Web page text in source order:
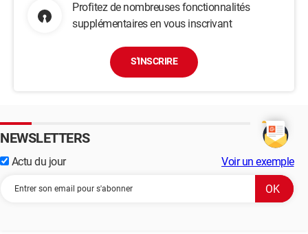
Profitez de nombreuses fonctionnalités
supplémentaires en vous inscrivant
S'INSCRIRE
NEWSLETTERS
Actu du jour Voir un exemple